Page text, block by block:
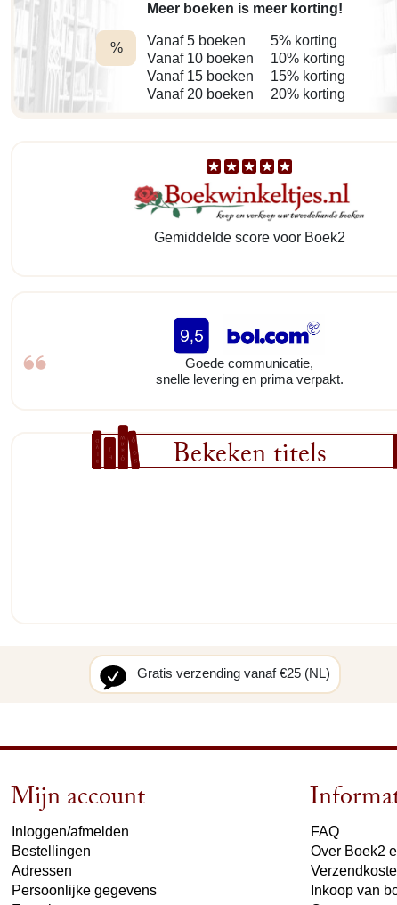
%
Meer boeken is meer korting!
Vanaf 5 boeken
Vanaf 10 boeken
Vanaf 15 boeken
Vanaf 20 boeken
5% korting
10% korting
15% korting
20% korting
Gemiddelde score voor Boek2
Goede communicatie,
snelle levering en prima verpakt.
Bekeken titels
Gratis verzending vanaf €25 (NL)
Mijn account
Inloggen/afmelden
Bestellingen
Adressen
Persoonlijke gegevens
FAQ
Over Boek2
Inkoop van